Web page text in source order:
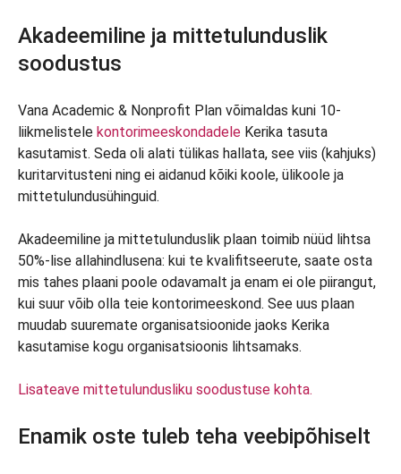
Akadeemiline ja mittetulunduslik
soodustus
Vana Academic & Nonprofit Plan võimaldas kuni 10-
liikmelistele kontorimeeskondadele Kerika tasuta
kasutamist. Seda oli alati tülikas hallata, see viis (kahjuks)
kuritarvitusteni ning ei aidanud kõiki koole, ülikoole ja
mittetulundusühinguid.
Akadeemiline ja mittetulunduslik plaan toimib nüüd lihtsa
50%-lise allahindlusena: kui te kvalifitseerute, saate osta
mis tahes plaani poole odavamalt ja enam ei ole piirangut,
kui suur võib olla teie kontorimeeskond. See uus plaan
muudab suuremate organisatsioonide jaoks Kerika
kasutamise kogu organisatsioonis lihtsamaks.
Lisateave mittetulundusliku soodustuse kohta.
Enamik oste tuleb teha veebipõhiselt